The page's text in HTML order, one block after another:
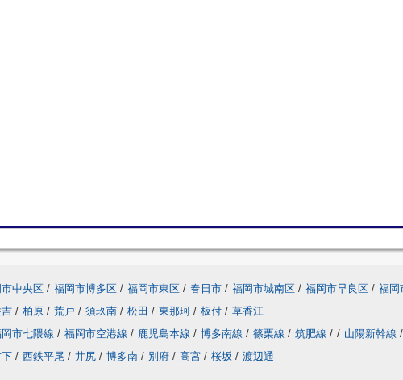
中央区 / 福岡市博多区 / 福岡市東区 / 春日市 / 福岡市城南区 / 福岡市早良区 / 福岡
/ 柏原 / 荒戸 / 須玖南 / 松田 / 東那珂 / 板付 / 草香江
市七隈線 / 福岡市空港線 / 鹿児島本線 / 博多南線 / 篠栗線 / 筑肥線 / / 山陽新幹線 /
/ 西鉄平尾 / 井尻 / 博多南 / 別府 / 高宮 / 桜坂 / 渡辺通